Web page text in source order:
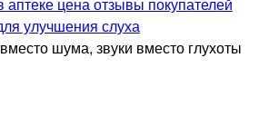
улучшения слуха
шума, звуки вместо глухоты